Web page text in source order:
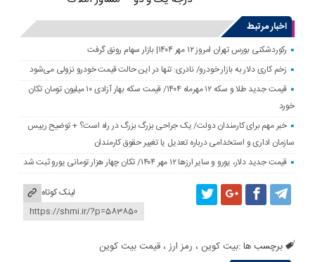
اخبار مرتبط
رکوردشکنی بورس تهران امروز ۱۲ مهر ۱۴۰۴| بازار سهام رونق گرفت
زخم کاری دلار به بازار خودرو/ نادری: تنها در این حالت قیمت خودرو نزولی می‌شود
قیمت جدید طلا و سکه ۱۲ مهرماه ۱۴۰۴/ قیمت سکه بهار آزادی ۱۰ میلیون تومان تکان
خورد
خبر مهم برای کارمندان دولت/ یک جراحی بزرگ بزرگ در راه است؟ + توضیح رییس
سازمان اداری و استخدامی درباره تعدیل یا تغییر حقوق کارمندان
قیمت جدید دلار، یورو و سایر ارزها ۱۲ مهر ۱۴۰۴/ تکان چهار هزار تومانی یورو ثبت شد
لینک کوتاه
برچسب ها :بیت کوین ، رمز ارز ،قیمت بیت کوین